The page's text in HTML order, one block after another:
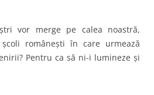
vor merge pe calea noastră,
româneşti în care urmează
Pentru ca să ni-i lumineze şi